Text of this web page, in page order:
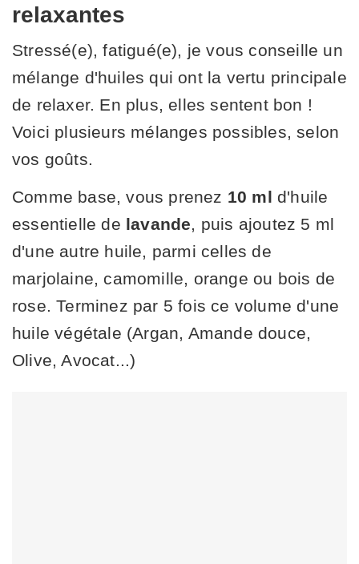
relaxantes
Stressé(e), fatigué(e), je vous conseille un
mélange d'huiles qui ont la vertu principale
de relaxer. En plus, elles sentent bon !
Voici plusieurs mélanges possibles, selon
vos goûts.
Comme base, vous prenez 10 mld'huile
essentielle de lavande , puis ajoutez 5 ml
d'une autre huile, parmi celles de
marjolaine, camomille, orange ou bois de
rose. Terminez par 5 fois ce volume d'une
huile végétale (Argan, Amande douce,
Olive, Avocat...)